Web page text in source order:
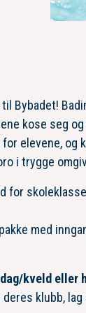
Bybadet!
kose seg
elevene, og
i trygge
for
med
kveld eller
klubb,